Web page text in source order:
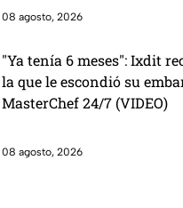
08 agosto, 2026
"Ya tenía 6 meses": Ixdit
la que le escondió su
MasterChef 24/7 (VIDEO)
08 agosto, 2026